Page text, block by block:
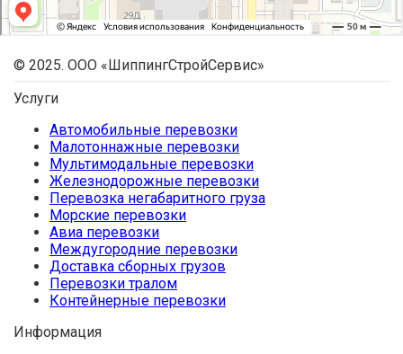
© 2025. ООО «ШиппингСтройСервис»
Услуги
Автомобильные перевозки
Малотоннажные перевозки
Мультимодальные перевозки
Железнодорожные перевозки
Перевозка негабаритного груза
Морские перевозки
Авиа перевозки
Междугородние перевозки
Доставка сборных грузов
Перевозки тралом
Контейнерные перевозки
Информация